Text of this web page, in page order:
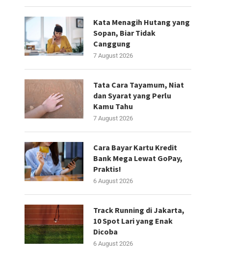
Kata Menagih Hutang yang
Sopan, Biar Tidak
Canggung
7 August 2026
Tata Cara Tayamum, Niat
dan Syarat yang Perlu
Kamu Tahu
7 August 2026
Cara Bayar Kartu Kredit
Bank Mega Lewat GoPay,
Praktis!
6 August 2026
Track Running di Jakarta,
10 Spot Lari yang Enak
Dicoba
6 August 2026